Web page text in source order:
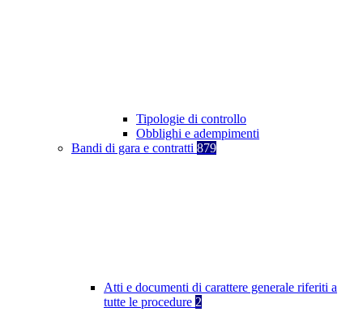
Tipologie di controllo
Obblighi e adempimenti
Bandi di gara e contratti 879
Atti e documenti di carattere generale riferiti a
tutte le procedure 2